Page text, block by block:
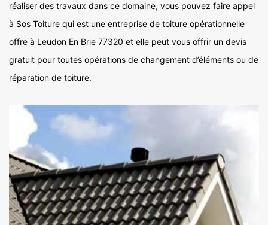
réaliser des travaux dans ce domaine, vous pouvez faire appel
à Sos Toiture qui est une entreprise de toiture opérationnelle
offre à Leudon En Brie 77320 et elle peut vous offrir un devis
gratuit pour toutes opérations de changement d’éléments ou de
réparation de toiture.